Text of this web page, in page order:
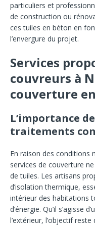
particuliers et
de construction ou
ces tuiles en béton en
l’envergure du projet.
Services
couvreurs à
couverture
L’importance
traitements
En raison des conditions
services de couverture
de tuiles. Les artisans
d’isolation thermique,
intérieur des habitations
d’énergie. Qu’il s’agisse
l’extérieur, l’objectif